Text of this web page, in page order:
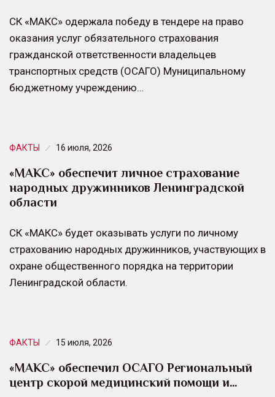
СК «МАКС» одержала победу в тендере на право
оказания услуг обязательного страхования
гражданской ответственности владельцев
транспортных средств (ОСАГО) Муниципальному
бюджетному учреждению…
ФАКТЫ 16 июля, 2026
«МАКС» обеспечит личное страхование
народных дружинников Ленинградской
области
СК «МАКС» будет оказывать услуги по личному
страхованию народных дружинников, участвующих в
охране общественного порядка на территории
Ленинградской области.
ФАКТЫ 15 июля, 2026
«МАКС» обеспечил ОСАГО Региональный
центр скорой медицинский помощи и…